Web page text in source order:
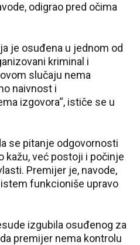
odigrao pred očima
je osuđena u jednom od
kriminal i
slučaju nema
naivnost i
izgovora“, ističe se u
se pitanje odgovornosti
kažu, već postoji i počinje
Premijer je, navode,
funkcioniše upravo
izgubila osuđenog za
premijer nema kontrolu